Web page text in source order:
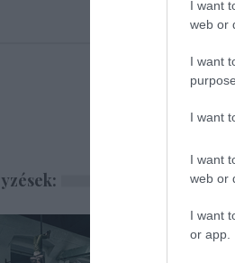
I want
web or
I want
I want
I want
web or
I want
or app.